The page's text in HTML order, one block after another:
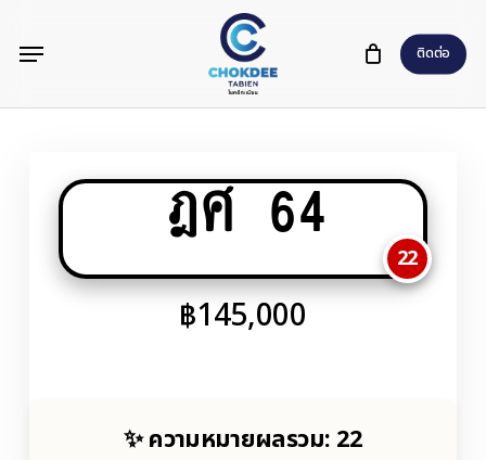
content
ติดต่อ
Menu
ฎศ 64
22
฿145,000
✨ ความหมายผลรวม: 22